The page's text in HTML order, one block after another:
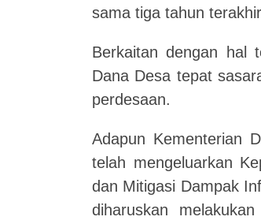
sama tiga tahun
Berkaitan dengan hal
Dana Desa tepat
perdesaan.
Adapun Kementerian
telah mengeluarkan
dan Mitigasi Dampak
diharuskan